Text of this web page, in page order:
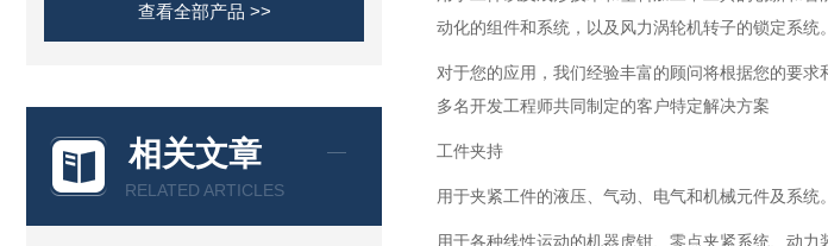
查看全部产品 >>
相关文章
RELATED ARTICLES
动化的组件和系统，以及风力涡轮机转子的锁定系统。
对于您的应用，我们经验丰富的顾问将根据您的要
多名开发工程师共同制定的客户特定解决方案
工件夹持
用于夹紧工件的液压、气动、电气和机械元件及系统。
用于各种线性运动的机器虎钳、零点夹紧系统、动力